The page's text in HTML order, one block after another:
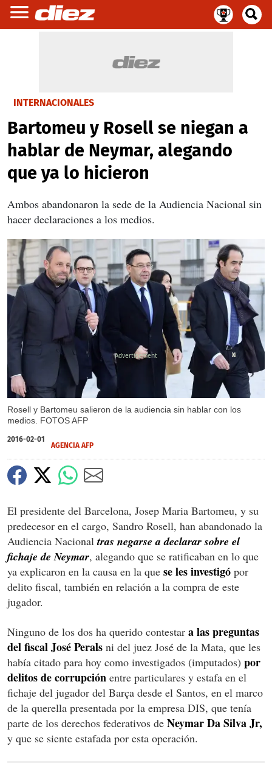
INTERNACIONALES
Bartomeu y Rosell se niegan a
hablar de Neymar, alegando
que ya lo hicieron
Ambos abandonaron la sede de la Audiencia Nacional sin
hacer declaraciones a los medios.
Rosell y Bartomeu salieron de la audiencia sin hablar con los
medios. FOTOS AFP
X
2016-02-01
AGENCIA AFP
El presidente del Barcelona, Josep Maria Bartomeu, y su
predecesor en el cargo, Sandro Rosell, han abandonado la
Audiencia Nacionaltras negarse a declarar sobre el
fichaje de Neymar, alegando que se ratificaban en lo que
ya explicaron en la causa en la que se les investigó por
delito fiscal, también en relación a la compra de este
jugador.
Ninguno de los dos ha querido contestar a las preguntas
del fiscal José Perals ni del juez José de la Mata, que les
había citado para hoy como investigados (imputados) por
delitos de corrupción entre particulares y estafa en el
fichaje del jugador del Barça desde el Santos, en el marco
de la querella presentada por la empresa DIS, que tenía
parte de los derechos federativos de Neymar Da Silva Jr,
y que se siente estafada por esta operación.